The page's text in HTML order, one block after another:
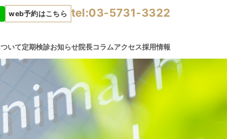
web予約はこちら tel:03-5731-3322
いて定期検診お知らせ院長コラムアクセス採用情報